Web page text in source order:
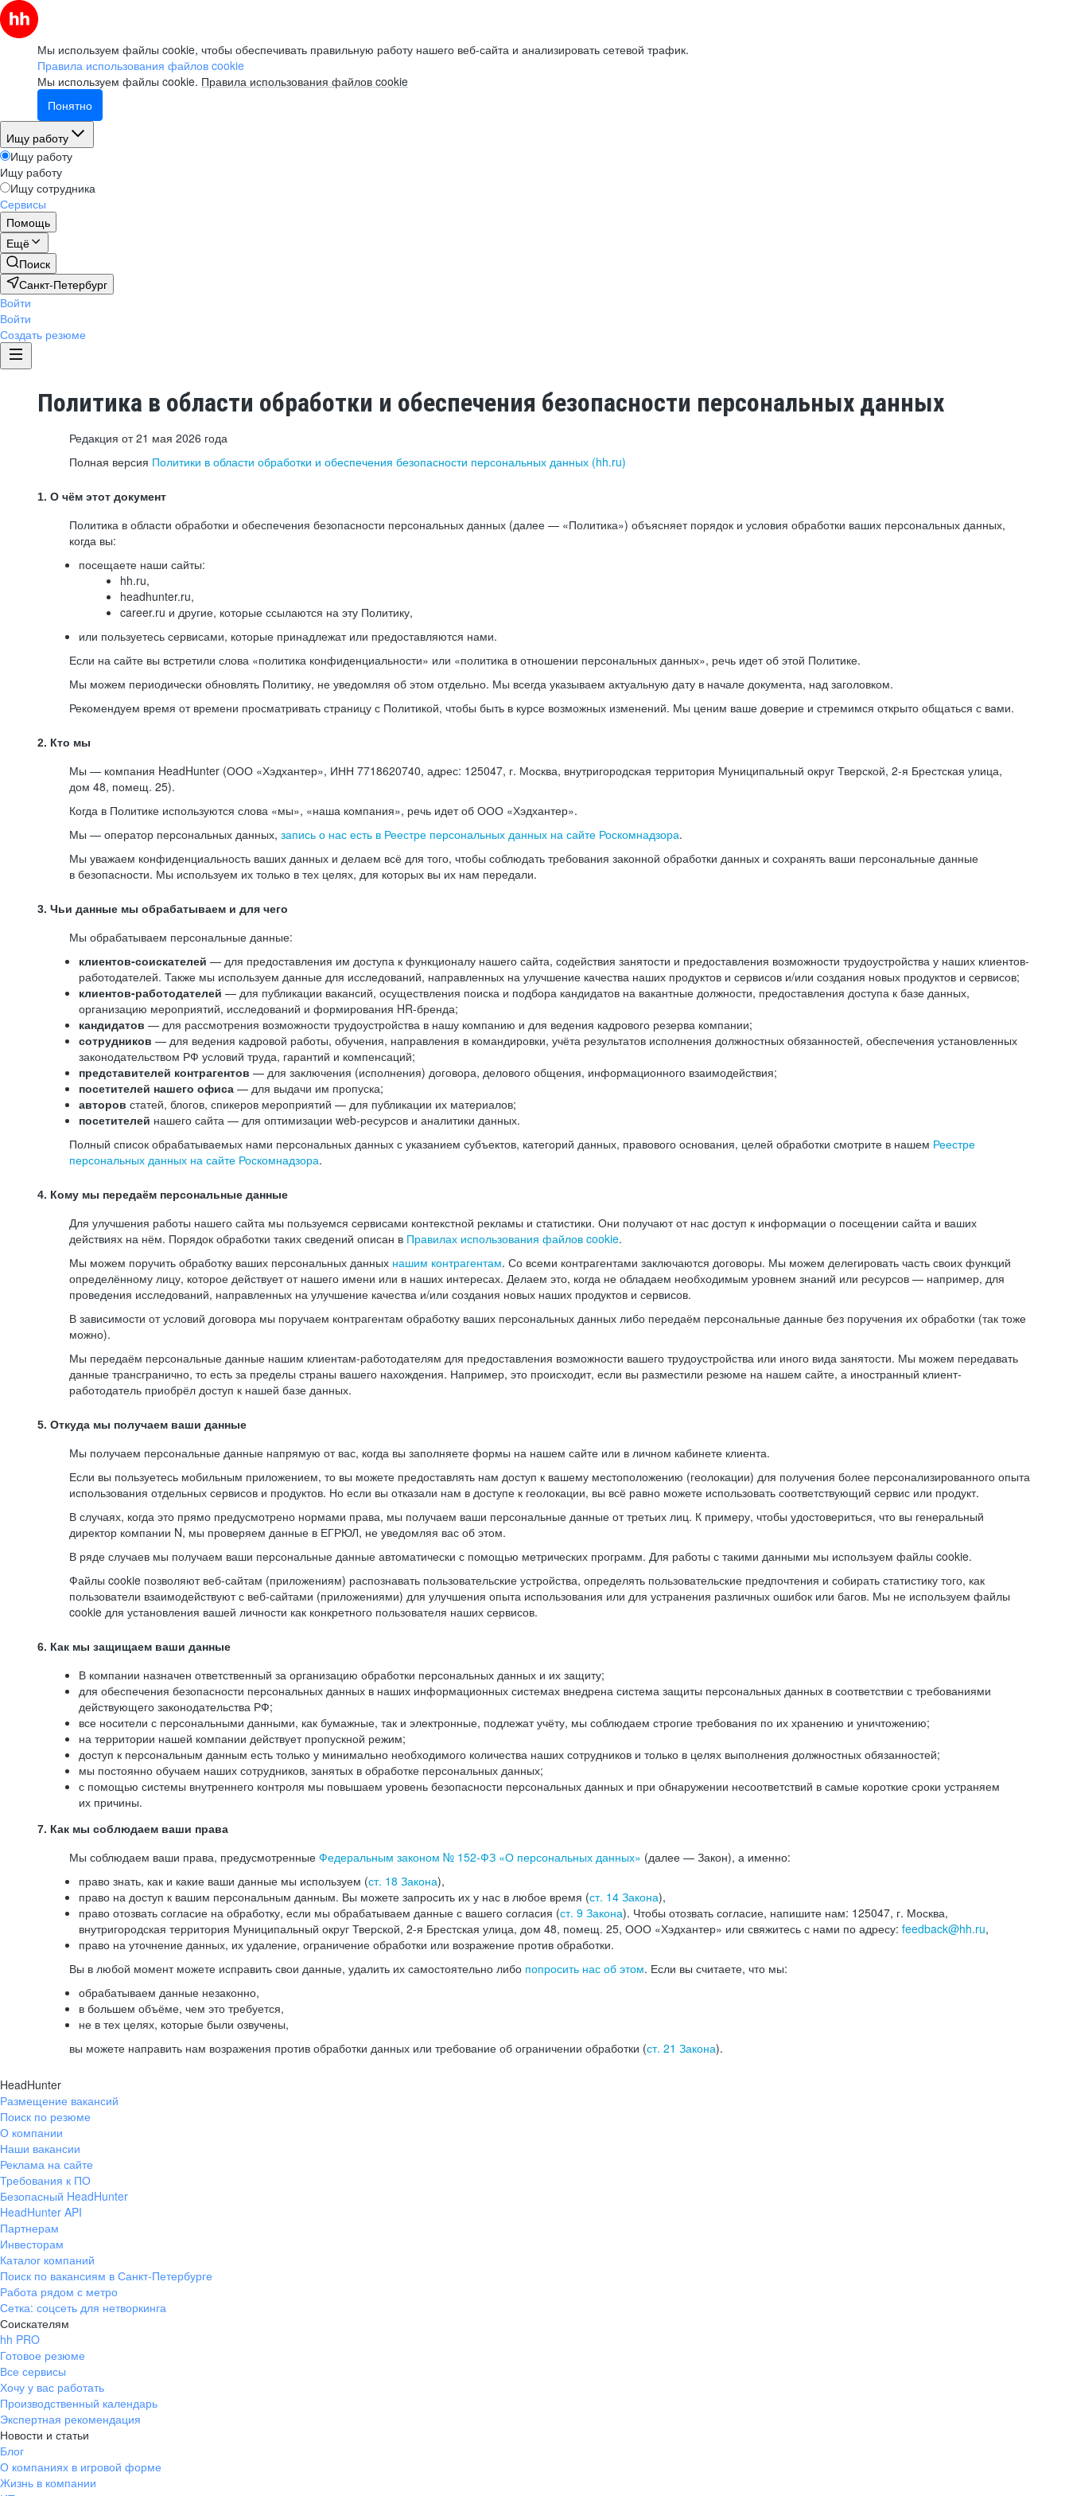
Мы используем файлы cookie, чтобы обеспечивать правильную работу нашего веб-сайта и анализировать сетевой трафик.
Правила использования файлов cookie
Мы используем файлы cookie. Правила использования файлов cookie
Понятно
Ищу работу
Ищу работу
Ищу работу
Ищу сотрудника
Сервисы
Помощь
Ещё
Поиск
Санкт-Петербург
Войти
Войти
Создать резюме
Политика в области обработки и обеспечения безопасности персональных данных
Редакция от 21 мая 2026 года
Полная версия Политики в области обработки и обеспечения безопасности персональных данных (hh.ru)
1. О чём этот документ
Политика в области обработки и обеспечения безопасности персональных данных (далее — «Политика») объясняет порядок и условия обработки ваших персональных данных,
когда вы:
посещаете наши сайты:
hh.ru,
headhunter.ru,
career.ru и другие, которые ссылаются на эту Политику,
или пользуетесь сервисами, которые принадлежат или предоставляются нами.
Если на сайте вы встретили слова «политика конфиденциальности» или «политика в отношении персональных данных», речь идет об этой Политике.
Мы можем периодически обновлять Политику, не уведомляя об этом отдельно. Мы всегда указываем актуальную дату в начале документа, над заголовком.
Рекомендуем время от времени просматривать страницу с Политикой, чтобы быть в курсе возможных изменений. Мы ценим ваше доверие и стремимся открыто общаться с вами.
2. Кто мы
Мы — компания HeadHunter (ООО «Хэдхантер», ИНН 7718620740, адрес: 125047, г. Москва, внутригородская территория Муниципальный округ Тверской, 2-я Брестская улица,
дом 48, помещ. 25).
Когда в Политике используются слова «мы», «наша компания», речь идет об ООО «Хэдхантер».
Мы — оператор персональных данных, запись о нас есть в Реестре персональных данных на сайте Роскомнадзора.
Мы уважаем конфиденциальность ваших данных и делаем всё для того, чтобы соблюдать требования законной обработки данных и сохранять ваши персональные данные
в безопасности. Мы используем их только в тех целях, для которых вы их нам передали.
3. Чьи данные мы обрабатываем и для чего
Мы обрабатываем персональные данные:
клиентов-соискателей — для предоставления им доступа к функционалу нашего сайта, содействия занятости и предоставления возможности трудоустройства у наших клиентов-
работодателей. Также мы используем данные для исследований, направленных на улучшение качества наших продуктов и сервисов и/или создания новых продуктов и сервисов;
клиентов-работодателей — для публикации вакансий, осуществления поиска и подбора кандидатов на вакантные должности, предоставления доступа к базе данных,
организацию мероприятий, исследований и формирования HR-бренда;
кандидатов — для рассмотрения возможности трудоустройства в нашу компанию и для ведения кадрового резерва компании;
сотрудников — для ведения кадровой работы, обучения, направления в командировки, учёта результатов исполнения должностных обязанностей, обеспечения установленных
законодательством РФ условий труда, гарантий и компенсаций;
представителей контрагентов — для заключения (исполнения) договора, делового общения, информационного взаимодействия;
посетителей нашего офиса — для выдачи им пропуска;
авторов статей, блогов, спикеров мероприятий — для публикации их материалов;
посетителей нашего сайта — для оптимизации web-ресурсов и аналитики данных.
Полный список обрабатываемых нами персональных данных с указанием субъектов, категорий данных, правового основания, целей обработки смотрите в нашем Реестре
персональных данных на сайте Роскомнадзора.
4. Кому мы передаём персональные данные
Для улучшения работы нашего сайта мы пользуемся сервисами контекстной рекламы и статистики. Они получают от нас доступ к информации о посещении сайта и ваших
действиях на нём. Порядок обработки таких сведений описан в Правилах использования файлов cookie.
Мы можем поручить обработку ваших персональных данных нашим контрагентам. Со всеми контрагентами заключаются договоры. Мы можем делегировать часть своих функций
определённому лицу, которое действует от нашего имени или в наших интересах. Делаем это, когда не обладаем необходимым уровнем знаний или ресурсов — например, для
проведения исследований, направленных на улучшение качества и/или создания новых наших продуктов и сервисов.
В зависимости от условий договора мы поручаем контрагентам обработку ваших персональных данных либо передаём персональные данные без поручения их обработки (так тоже
можно).
Мы передаём персональные данные нашим клиентам-работодателям для предоставления возможности вашего трудоустройства или иного вида занятости. Мы можем передавать
данные трансгранично, то есть за пределы страны вашего нахождения. Например, это происходит, если вы разместили резюме на нашем сайте, а иностранный клиент-
работодатель приобрёл доступ к нашей базе данных.
5. Откуда мы получаем ваши данные
Мы получаем персональные данные напрямую от вас, когда вы заполняете формы на нашем сайте или в личном кабинете клиента.
Если вы пользуетесь мобильным приложением, то вы можете предоставлять нам доступ к вашему местоположению (геолокации) для получения более персонализированного опыта
использования отдельных сервисов и продуктов. Но если вы отказали нам в доступе к геолокации, вы всё равно можете использовать соответствующий сервис или продукт.
В случаях, когда это прямо предусмотрено нормами права, мы получаем ваши персональные данные от третьих лиц. К примеру, чтобы удостовериться, что вы генеральный
директор компании N, мы проверяем данные в ЕГРЮЛ, не уведомляя вас об этом.
В ряде случаев мы получаем ваши персональные данные автоматически с помощью метрических программ. Для работы с такими данными мы используем файлы cookie.
Файлы cookie позволяют веб-сайтам (приложениям) распознавать пользовательские устройства, определять пользовательские предпочтения и собирать статистику того, как
пользователи взаимодействуют с веб-сайтами (приложениями) для улучшения опыта использования или для устранения различных ошибок или багов. Мы не используем файлы
cookie для установления вашей личности как конкретного пользователя наших сервисов.
6. Как мы защищаем ваши данные
В компании назначен ответственный за организацию обработки персональных данных и их защиту;
для обеспечения безопасности персональных данных в наших информационных системах внедрена система защиты персональных данных в соответствии с требованиями
действующего законодательства РФ;
все носители с персональными данными, как бумажные, так и электронные, подлежат учёту, мы соблюдаем строгие требования по их хранению и уничтожению;
на территории нашей компании действует пропускной режим;
доступ к персональным данным есть только у минимально необходимого количества наших сотрудников и только в целях выполнения должностных обязанностей;
мы постоянно обучаем наших сотрудников, занятых в обработке персональных данных;
с помощью системы внутреннего контроля мы повышаем уровень безопасности персональных данных и при обнаружении несоответствий в самые короткие сроки устраняем
их причины.
7. Как мы соблюдаем ваши права
Мы соблюдаем ваши права, предусмотренные Федеральным законом № 152-ФЗ «О персональных данных» (далее — Закон), а именно:
право знать, как и какие ваши данные мы используем (ст. 18 Закона),
право на доступ к вашим персональным данным. Вы можете запросить их у нас в любое время (ст. 14 Закона),
право отозвать согласие на обработку, если мы обрабатываем данные с вашего согласия (ст. 9 Закона). Чтобы отозвать согласие, напишите нам: 125047, г. Москва,
внутригородская территория Муниципальный округ Тверской, 2-я Брестская улица, дом 48, помещ. 25, ООО «Хэдхантер» или свяжитесь с нами по адресу: feedback@hh.ru,
право на уточнение данных, их удаление, ограничение обработки или возражение против обработки.
Вы в любой момент можете исправить свои данные, удалить их самостоятельно либо попросить нас об этом. Если вы считаете, что мы:
обрабатываем данные незаконно,
в большем объёме, чем это требуется,
не в тех целях, которые были озвучены,
вы можете направить нам возражения против обработки данных или требование об ограничении обработки (ст. 21 Закона).
HeadHunter
Размещение вакансий
Поиск по резюме
О компании
Наши вакансии
Реклама на сайте
Требования к ПО
Безопасный HeadHunter
HeadHunter API
Партнерам
Инвесторам
Каталог компаний
Поиск по вакансиям в Санкт-Петербурге
Работа рядом с метро
Сетка: соцсеть для нетворкинга
Соискателям
hh PRO
Готовое резюме
Все сервисы
Хочу у вас работать
Производственный календарь
Экспертная рекомендация
Новости и статьи
Блог
О компаниях в игровой форме
Жизнь в компании